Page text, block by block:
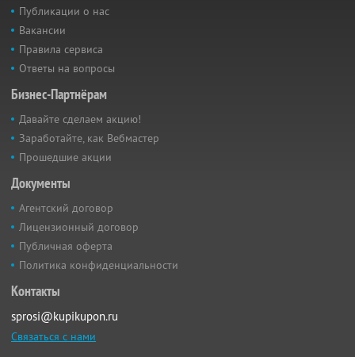
Публикации о нас
Вакансии
Правила сервиса
Ответы на вопросы
Бизнес-Партнёрам
Давайте сделаем акцию!
Заработайте, как Вебмастер
Прошедшие акции
Документы
Агентский договор
Лицензионный договор
Публичная оферта
Политика конфиденциальности
Контакты
sprosi@kupikupon.ru
Связаться с нами